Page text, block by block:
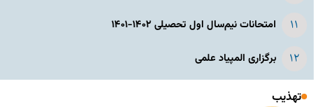
امتحانات نیم‌سال اول تحصیلی ۱۴۰۲-۱۴۰۱
برگزاری المپیاد علمی
تهذیب